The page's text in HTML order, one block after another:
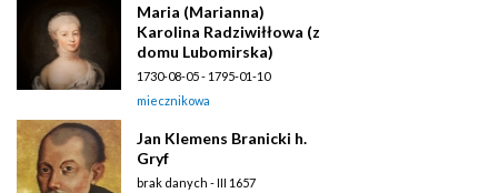
Maria (Marianna)
Karolina Radziwiłłowa (z
domu Lubomirska)
1730-08-05 - 1795-01-10
miecznikowa
Jan Klemens Branicki h.
Gryf
brak danych - III 1657